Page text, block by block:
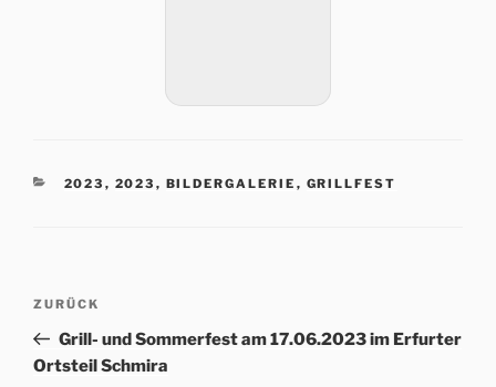
KATEGORIEN
2023 , 2023 , BILDERGALERIE , GRILLFEST
Beitrags-
Vorheriger
Beitrag
ZURÜCK
Grill- und Sommerfest am 17.06.2023 im Erfurter
Ortsteil Schmira